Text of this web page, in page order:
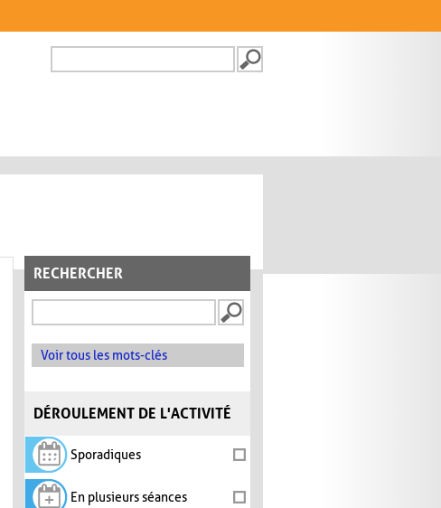
FORMULAIRE DE
RECHERCHER
Voir tous les mots-clés
DÉROULEMENT DE L'ACTIVITÉ
Sporadiques
En plusieurs séances